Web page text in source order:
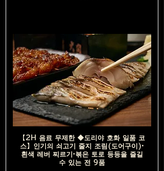
【2H 음료 무제한 ◆도리야 호화 일품 코
스】인기의 쇠고기 줄지 조림(도어구이)·
흰색 레버 찌르기·볶은 토로 등등을 즐길
수 있는 전 9품